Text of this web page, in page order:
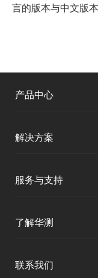
言的版本与中文版
产品中心
海洋测绘
解决方案
地灾监测
服务与支持
了解华测
联系我们